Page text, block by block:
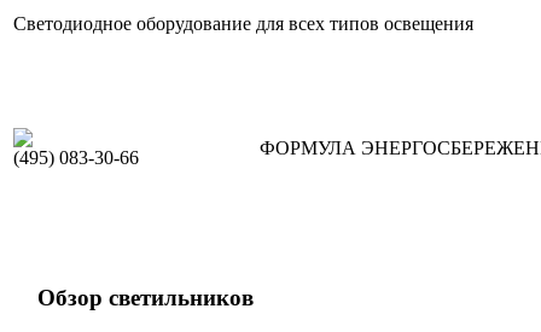
Светодиодное оборудование для всех типов освещения
(495) 083-30-66 ФОРМУЛА
Обзор светильников